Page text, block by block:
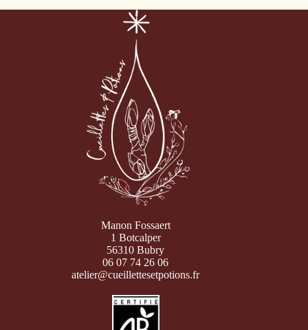
Manon Fossaert
1 Botcalper
56310 Bubry
06 07 74 26 06
atelier@cueillettesetpotions.fr